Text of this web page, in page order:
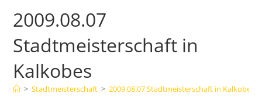
2009.08.07
Stadtmeisterschaft in
Kalkobes
> Stadtmeisterschaft > 2009.08.07 Stadtmeisterschaft in Kalkobes